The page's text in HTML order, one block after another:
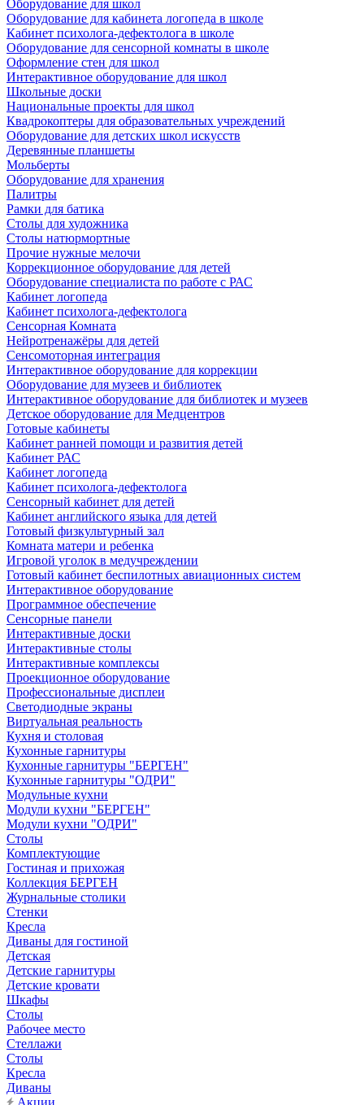
Оборудование для школ
Оборудование для кабинета логопеда в школе
Кабинет психолога-дефектолога в школе
Оборудование для сенсорной комнаты в школе
Оформление стен для школ
Интерактивное оборудование для школ
Школьные доски
Национальные проекты для школ
Квадрокоптеры для образовательных учреждений
Оборудование для детских школ искусств
Деревянные планшеты
Мольберты
Оборудование для хранения
Палитры
Рамки для батика
Столы для художника
Столы натюрмортные
Прочие нужные мелочи
Коррекционное оборудование для детей
Оборудование специалиста по работе с РАС
Кабинет логопеда
Кабинет психолога-дефектолога
Сенсорная Комната
Нейротренажёры для детей
Сенсомоторная интеграция
Интерактивное оборудование для коррекции
Оборудование для музеев и библиотек
Интерактивное оборудование для библиотек и музеев
Детское оборудование для Медцентров
Готовые кабинеты
Кабинет ранней помощи и развития детей
Кабинет РАС
Кабинет логопеда
Кабинет психолога-дефектолога
Сенсорный кабинет для детей
Кабинет английского языка для детей
Готовый физкультурный зал
Комната матери и ребенка
Игровой уголок в медучреждении
Готовый кабинет беспилотных авиационных систем
Интерактивное оборудование
Программное обеспечение
Сенсорные панели
Интерактивные доски
Интерактивные столы
Интерактивные комплексы
Проекционное оборудование
Профессиональные дисплеи
Светодиодные экраны
Виртуальная реальность
Кухня и столовая
Кухонные гарнитуры
Кухонные гарнитуры "БЕРГЕН"
Кухонные гарнитуры "ОДРИ"
Модульные кухни
Модули кухни "БЕРГЕН"
Модули кухни "ОДРИ"
Столы
Комплектующие
Гостиная и прихожая
Коллекция БЕРГЕН
Журнальные столики
Стенки
Кресла
Диваны для гостиной
Детская
Детские гарнитуры
Детские кровати
Шкафы
Столы
Рабочее место
Стеллажи
Столы
Кресла
Диваны
Акции